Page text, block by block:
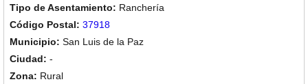
Ranchería
37918
San Luis de la Paz
-
Rural